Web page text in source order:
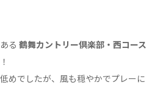
る鶴舞カントリー倶楽部 ・西コース
めでしたが、風も穏やかでプレーに